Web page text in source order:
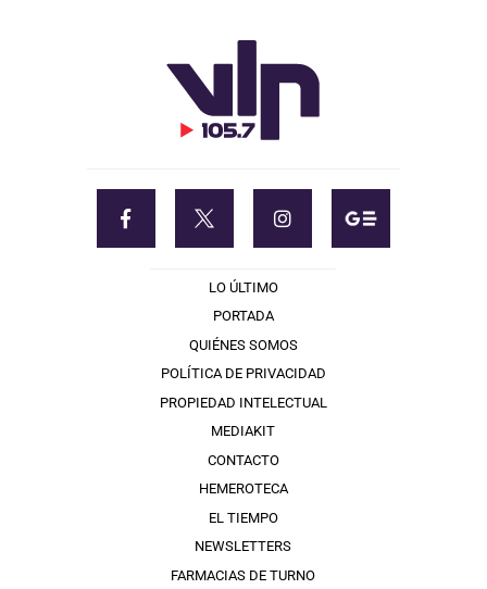
LO ÚLTIMO
PORTADA
QUIÉNES SOMOS
POLÍTICA DE PRIVACIDAD
PROPIEDAD INTELECTUAL
MEDIAKIT
CONTACTO
HEMEROTECA
EL TIEMPO
NEWSLETTERS
FARMACIAS DE TURNO